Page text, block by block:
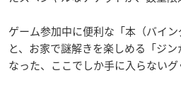
ゲーム参加中に便利な「本（バイン
と、お家で謎解きを楽しめる「ジ
なった、ここでしか手に入らないグ